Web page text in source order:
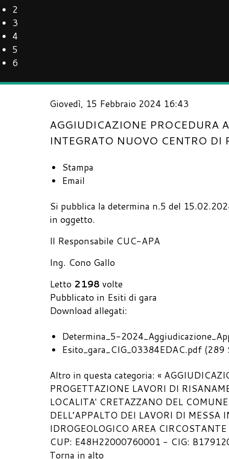
2
3
4
5
6
Giovedì, 15 Febbraio 2024 16:43
AGGIUDICAZIONE PROCEDURA
INTEGRATO NUOVO CENTRO DI
Stampa
Email
Si pubblica la determina n.5 del
in oggetto.
Il Responsabile CUC-APA
Ing. Cono Gallo
Letto 2198 volte
Pubblicato in Esiti di gara
Download allegati:
Determina_5-
Esito_gara_CIG_03384EDAC.pdf (289
Altro in questa categoria: «
PROGETTAZIONE LAVORI DI
LOCALITA' CRETAZZANO DEL
DELL’APPALTO DEI LAVORI DI
IDROGEOLOGICO AREA
CUP: E48H22000760001 - CIG:
Torna in alto